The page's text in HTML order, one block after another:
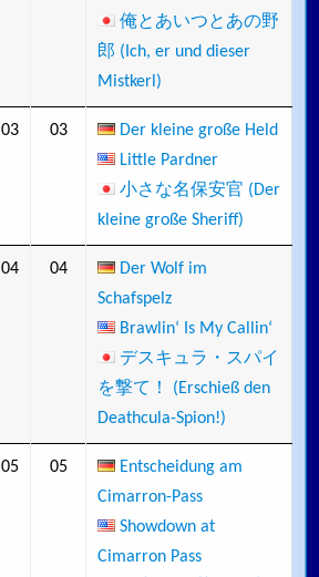
俺とあいつとあの野
郎 (Ich, er und dieser
Mistkerl)
03 03
Der kleine große Held
Little Pardner
小さな名保安官 (Der
kleine große Sheriff)
04 04
Der Wolf im
Schafspelz
Brawlin‘ Is My Callin‘
デスキュラ・スパイ
を撃て！ (Erschieß den
Deathcula-Spion!)
05 05
Entscheidung am
Cimarron-Pass
Showdown at
Cimarron Pass